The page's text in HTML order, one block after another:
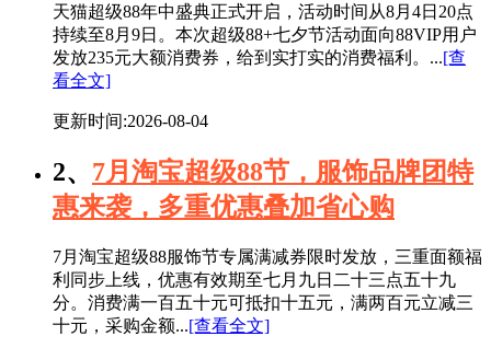
天猫超级88年中盛典正式开启，活动时间从8月4日20点
持续至8月9日。本次超级88+七夕节活动面向88VIP用户
发放235元大额消费券，给到实打实的消费福利。...[查
看全文]
更新时间:2026-08-04
2、 7月淘宝超级88节，服饰品牌团特
惠来袭，多重优惠叠加省心购
7月淘宝超级88服饰节专属满减券限时发放，三重面额福
利同步上线，优惠有效期至七月九日二十三点五十九
分。消费满一百五十元可抵扣十五元，满两百元立减三
十元，采购金额...[查看全文]